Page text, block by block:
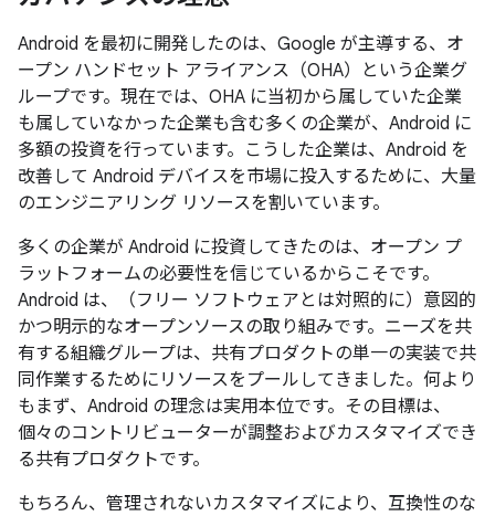
Android を最初に開発したのは、Google が主導する、オ
ープン ハンドセット アライアンス（OHA）という企業グ
ループです。現在では、OHA に当初から属していた企業
も属していなかった企業も含む多くの企業が、Android に
多額の投資を行っています。こうした企業は、Android を
改善して Android デバイスを市場に投入するために、大量
のエンジニアリング リソースを割いています。
多くの企業が Android に投資してきたのは、オープン プ
ラットフォームの必要性を信じているからこそです。
Android は、（フリー ソフトウェアとは対照的に）意図的
かつ明示的なオープンソースの取り組みです。ニーズを共
有する組織グループは、共有プロダクトの単一の実装で共
同作業するためにリソースをプールしてきました。何より
もまず、Android の理念は実用本位です。その目標は、
個々のコントリビューターが調整およびカスタマイズでき
る共有プロダクトです。
もちろん、管理されないカスタマイズにより、互換性のな